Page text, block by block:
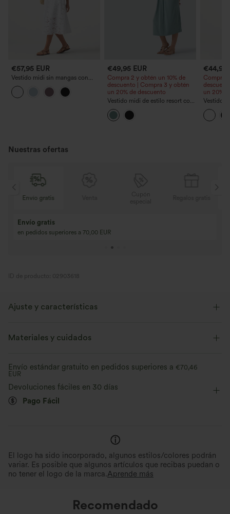
€57,95 EUR
Vestido midi sin mangas con
escote redondo, bordado tipo
eyelet (broderie anglaise) y
bolsillos, de estilo resort
€49,95 EUR
Compra 2 y obtén un 10% de
descuento | Compra 3 y obtén
un 20% de descuento
Vestido midi de estilo resort con
escote halter anudado en la
espalda, sujetador incorporado y
bolsillos
€44,95
Compra
un 20%
Vestido
nudo
bolsillos
Nuestras ofertas
Venta
Compra 3 y llévate 1 gratis
Compra 4 por 3, compra 8 por 6
ID de producto: 02903618
Ajuste y características
Con bolsillos Cuello en V
Elástico en 2 direcciones
Materiales y cuidados
Envío estándar gratuito en pedidos superiores a €70,46
EUR
Devoluciones fáciles en 30 días
Pago Fácil
El logo ha sido incorporado, algunos estilos/colores podrán
variar. Es posible que algunos artículos que recibas puedan o
no tener el logo de la marca.Aprende más
Recomendado